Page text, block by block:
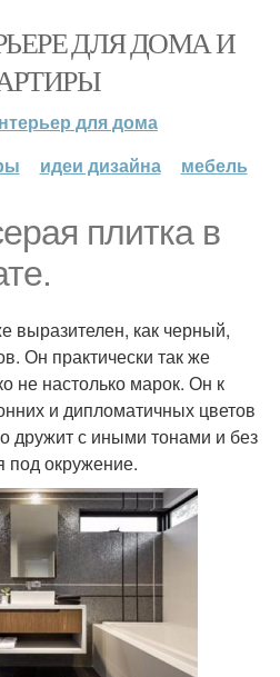
ДЛЯ ДОМА И
для дома
идеи дизайна мебель
плитка в
выразителен, как черный,
Он практически так же
не настолько марок. Он к
и дипломатичных цветов
дружит с иными тонами и без
под окружение.